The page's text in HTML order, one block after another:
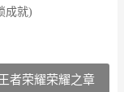
成就)
者荣耀荣耀之章